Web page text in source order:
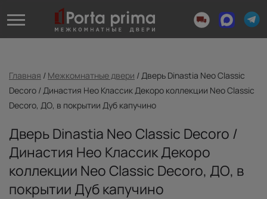
Главная / Межкомнатные двери /Дверь Dinastia Neo Classic
Decoro / Династия Нео Классик Декоро коллекции Neo Classic
Decoro, ДО, в покрытии Дуб капучино
Дверь Dinastia Neo Classic Decoro /
Династия Нео Классик Декоро
коллекции Neo Classic Decoro, ДО, в
покрытии Дуб капучино